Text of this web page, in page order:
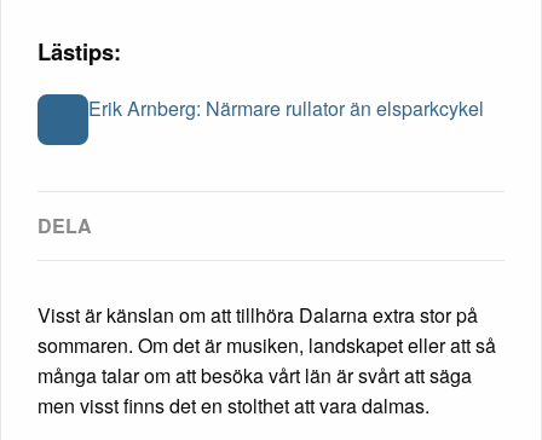
Lästips:
Erik Arnberg: Närmare rullator än elsparkcykel
Visst är känslan om att tillhöra Dalarna extra stor på
sommaren. Om det är musiken, landskapet eller att så
många talar om att besöka vårt län är svårt att säga
men visst finns det en stolthet att vara dalmas.